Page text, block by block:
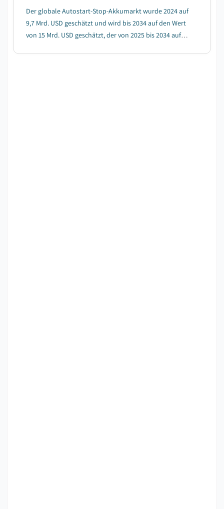
Der globale Autostart-Stop-Akkumarkt wurde 2024 auf
9,7 Mrd. USD geschätzt und wird bis 2034 auf den Wert
von 15 Mrd. USD geschätzt, der von 2025 bis 2034 auf